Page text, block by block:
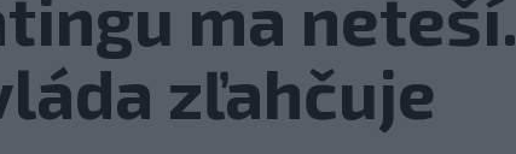
ma neteší.
zľahčuje